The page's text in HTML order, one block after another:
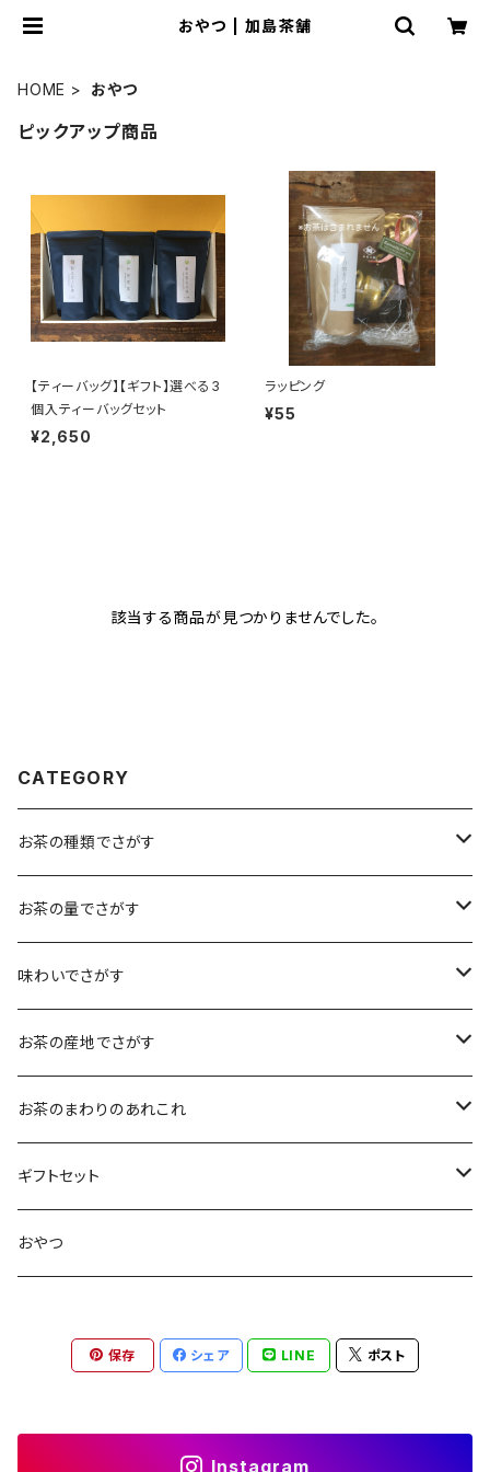
おやつ | 加島茶舗
HOME おやつ
ピックアップ商品
【ティーバッグ】【ギフト】選べる3
個入ティーバッグセット
¥2,650
ラッピング
¥55
該当する商品が見つかりませんでした。
CATEGORY
お茶の種類でさがす
煎茶
小袋（12g）
大袋（70g）
抹茶
水出し煎茶
玄米茶
ほうじ茶
フレーバーティー
お茶の量でさがす
70ｇ
12ｇ
30g
▶︎ティーバッグ10個入
ティーバッグ1個入
ティーバッグ10個入り
100g
味わいでさがす
まろやか
すっきり
水出し煎茶
フルーティー
コクがある
お茶の産地でさがす
島根・鳥取のお茶
島根のお茶
鳥取のお茶
九州のお茶
八女茶
屋久島煎茶
近畿・東海のお茶
本山
お茶のまわりのあれこれ
フィルタインボトル
急須
ギフトセット
煎茶ギフト
抹茶ギフト
煎茶と干し柿ギフト
おやつ
保存 シェア LINE ポスト
Instagram